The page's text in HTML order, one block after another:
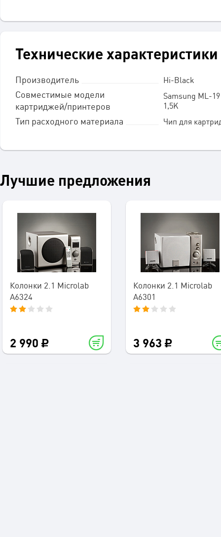
Технические характеристики
Производитель Hi-Black
Совместимые модели
картриджей/принтеров
Samsung ML-
1,5K
Тип расходного материала Чип для
Лучшие предложения
Колонки 2.1 Microlab
A6324
2 990
Колонки 2.1 Microlab
A6301
3 963